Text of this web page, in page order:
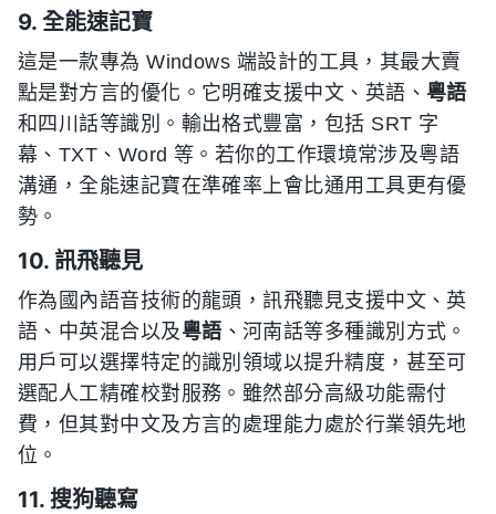
9. 全能速記寶
這是一款專為 Windows 端設計的工具，其最大賣
點是對方言的優化。它明確支援中文、英語、 粵語
和四川話等識別。輸出格式豐富，包括 SRT 字
幕、TXT、Word 等。若你的工作環境常涉及粵語
溝通，全能速記寶在準確率上會比通用工具更有優
勢。
10. 訊飛聽見
作為國內語音技術的龍頭，訊飛聽見支援中文、英
語、中英混合以及粵語 、河南話等多種識別方式。
用戶可以選擇特定的識別領域以提升精度，甚至可
選配人工精確校對服務。雖然部分高級功能需付
費，但其對中文及方言的處理能力處於行業領先地
位。
11. 搜狗聽寫